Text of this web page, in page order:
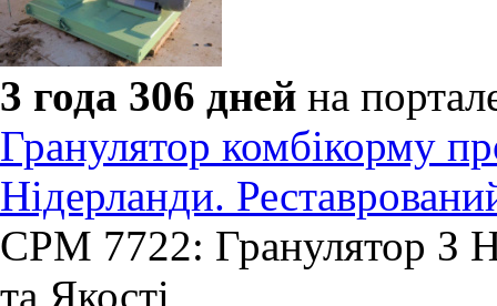
3 года 306 дней на
Гранулятор комбікорму
Нідерланди.
​CPM 7722: Гранулятор З
та Якості